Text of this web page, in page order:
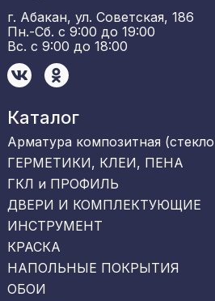
Каталог
Арматура композитная
ГЕРМЕТИКИ, КЛЕИ, ПЕНА
ГКЛ и ПРОФИЛЬ
ДВЕРИ И КОМПЛЕКТУЮЩИЕ
ИНСТРУМЕНТ
КРАСКА
НАПОЛЬНЫЕ ПОКРЫТИЯ
ОБОИ
г. Абакан, ул. Советская, 186
Пн.-Сб. с 9:00 до 19:00
Вс. с 9:00 до 18:00